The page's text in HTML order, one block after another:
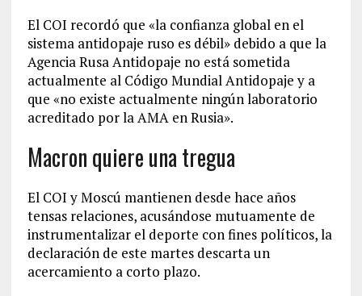
El COI recordó que «la confianza global en el
sistema antidopaje ruso es débil» debido a que la
Agencia Rusa Antidopaje no está sometida
actualmente al Código Mundial Antidopaje y a
que «no existe actualmente ningún laboratorio
acreditado por la AMA en Rusia».
Macron quiere una tregua
El COI y Moscú mantienen desde hace años
tensas relaciones, acusándose mutuamente de
instrumentalizar el deporte con fines políticos, la
declaración de este martes descarta un
acercamiento a corto plazo.